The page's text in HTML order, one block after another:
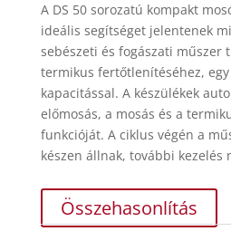
A DS 50 sorozatú kompakt
ideális segítséget jelentenek
sebészeti és fogászati műszer
termikus fertőtlenítéséhez,
kapacitással. A készülékek
előmosás, a mosás és a
funkcióját. A ciklus végén a
készen állnak, további kezelés
Összehasonlítás